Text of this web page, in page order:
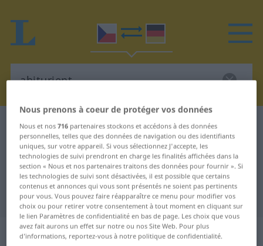
Dictionnaire Tchèque-Allemand abiturient
Traduction Tchèque-Allemand de
"abiturient"
"abiturient" - traduction Allemand
„abiturient“: maskulin
Nous prenons à coeur de protéger vos données
Nous et nos716 partenaires stockons et accédons à des données
personnelles, telles que des données de navigation ou des identifiants
uniques, sur votre appareil. Si vous sélectionnez J'accepte, les
technologies de suivi prendront en charge les finalités affichées dans la
section « Nous et nos partenaires traitons des données pour fournir ». Si
les technologies de suivi sont désactivées, il est possible que certains
contenus et annonces qui vous sont présentés ne soient pas pertinents
pour vous. Vous pouvez faire réapparaître ce menu pour modifier vos
choix ou pour retirer votre consentement à tout moment en cliquant sur
le lien Paramètres de confidentialité en bas de page. Les choix que vous
avez fait aurons un effet sur notre ou nos Site Web. Pour plus
d’informations, reportez-vous à notre politique de confidentialité.